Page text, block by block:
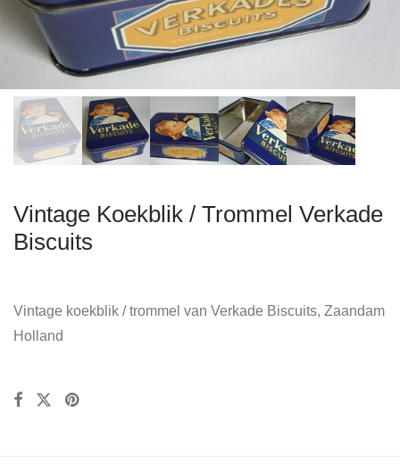
Vintage Koekblik / Trommel Verkade
Biscuits
Vintage koekblik / trommel van Verkade Biscuits, Zaandam
Holland